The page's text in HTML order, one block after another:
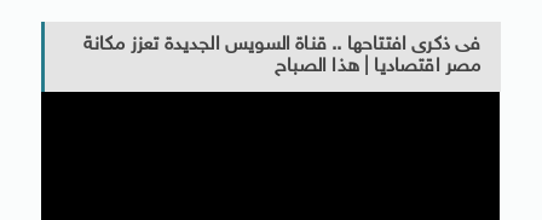
فى ذكرى افتتاحها .. قناة السويس الجديدة تعزز مكانة
مصر اقتصاديا | هذا الصباح